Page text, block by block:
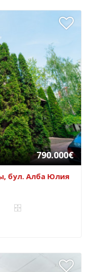
790.000€
бул. Алба Юлия